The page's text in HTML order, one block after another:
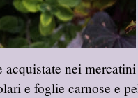
nei
e foglie carnose e